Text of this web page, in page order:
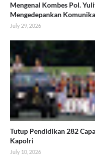
Mengenal Kombes Pol.
Mengedepankan
July 29, 2026
Tutup Pendidikan 282
Kapolri
July 10, 2026